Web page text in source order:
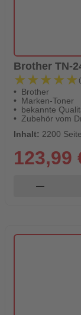
Brother TN-
★★★★★
★★★★★
Brother
Marken-Toner
bekannte
Zubehör vom
Inhalt: 2200
123,99
remove